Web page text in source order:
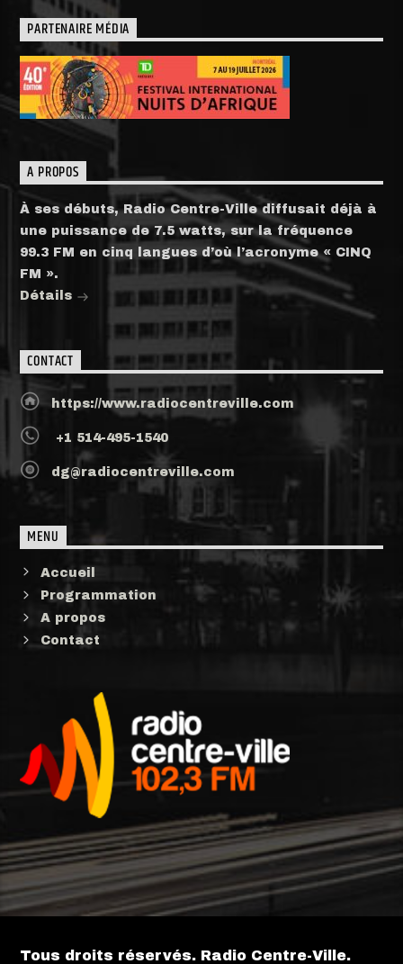
PARTENAIRE MÉDIA
A PROPOS
À ses débuts, Radio Centre-Ville diffusait déjà à
une puissance de 7.5 watts, sur la fréquence
99.3 FM en cinq langues d’où l’acronyme « CINQ
FM ».
Détails
CONTACT
https://www.radiocentreville.com
+1 514-495-1540
dg@radiocentreville.com
MENU
Accueil
Programmation
A propos
Contact
Tous droits réservés. Radio Centre-Ville.